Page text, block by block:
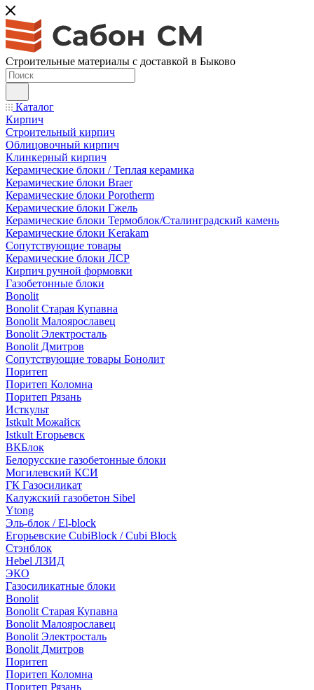
Строительные материалы с доставкой в Быково
Каталог
Кирпич
Строительный кирпич
Облицовочный кирпич
Клинкерный кирпич
Керамические блоки / Теплая керамика
Керамические блоки Braer
Керамические блоки Porotherm
Керамические блоки Гжель
Керамические блоки Термоблок/Сталинградский камень
Керамические блоки Kerakam
Сопутствующие товары
Керамические блоки ЛСР
Кирпич ручной формовки
Газобетонные блоки
Bonolit
Bonolit Старая Купавна
Bonolit Малоярославец
Bonolit Электросталь
Bonolit Дмитров
Сопутствующие товары Бонолит
Поритеп
Поритеп Коломна
Поритеп Рязань
Исткульт
Istkult Можайск
Istkult Егорьевск
ВКБлок
Белорусские газобетонные блоки
Могилевский КСИ
ГК Газосиликат
Калужский газобетон Sibel
Ytong
Эль-блок / El-block
Егорьевские CubiBlock / Cubi Block
Стэнблок
Hebel ЛЗИД
ЭКО
Газосиликатные блоки
Bonolit
Bonolit Старая Купавна
Bonolit Малоярославец
Bonolit Электросталь
Bonolit Дмитров
Поритеп
Поритеп Коломна
Поритеп Рязань